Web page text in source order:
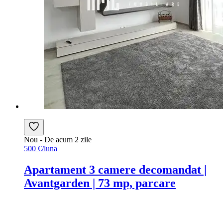
Nou - De acum 2 zile
500 €/luna
Apartament 3 camere decomandat |
Avantgarden | 73 mp, parcare